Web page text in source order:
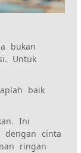
bukan
Untuk
baik
Ini
dengan cinta
ringan